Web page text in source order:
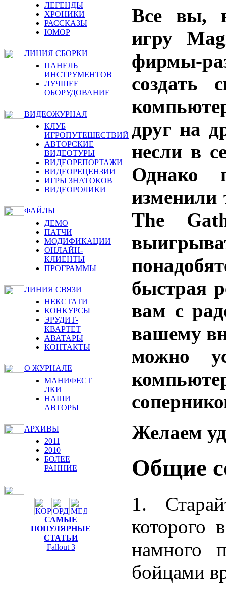
ЛЕГЕНДЫ
ХРОНИКИ
РАССКАЗЫ
ЮМОР
ЛИНИЯ СБОРКИ
ПАНЕЛЬ
ИНСТРУМЕНТОВ
ЛУЧШЕЕ
ОБОРУДОВАНИЕ
ВИДЕОЖУРНАЛ
КЛУБ
ИГРОПУТЕШЕСТВИЙ
АВТОРСКИЕ
ВИДЕОТУРЫ
ВИДЕОРЕПОРТАЖИ
ВИДЕОРЕЦЕНЗИИ
ИГРЫ ЗНАТОКОВ
ВИДЕОРОЛИКИ
ФАЙЛЫ
ДЕМО
ПАТЧИ
МОДИФИКАЦИИ
ОНЛАЙН-
КЛИЕНТЫ
ПРОГРАММЫ
ЛИНИЯ СВЯЗИ
НЕКСТАТИ
КОНКУРСЫ
ЭРУДИТ-
КВАРТЕТ
АВАТАРЫ
КОНТАКТЫ
О ЖУРНАЛЕ
МАНИФЕСТ
ЛКИ
НАШИ
АВТОРЫ
АРХИВЫ
2011
2010
БОЛЕЕ
РАННИЕ
САМЫЕ
ПОПУЛЯРНЫЕ
СТАТЬИ
Fallout 3
Все вы,
игру
фирмы-
создать
друг на
несли в
Однако
изменили
The
быстрая
вам с
вашему
можно
Желаем
Общие
1.
которого
намного
бойцами